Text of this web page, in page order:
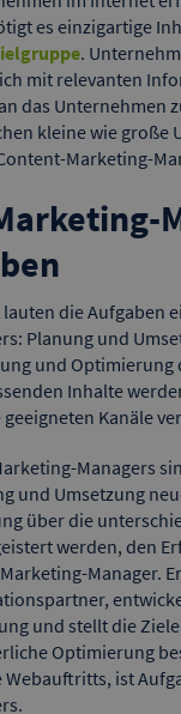
es einzigartige
.
mit relevanten
das Unternehmen
kleine wie große
Marketing-
die Aufgaben
Planung und
und Optimierung
Inhalte
Kanäle
Managers
und Umsetzung
über die
werden, den
Manager.
und stellt die
Optimierung
Webauftritts, ist